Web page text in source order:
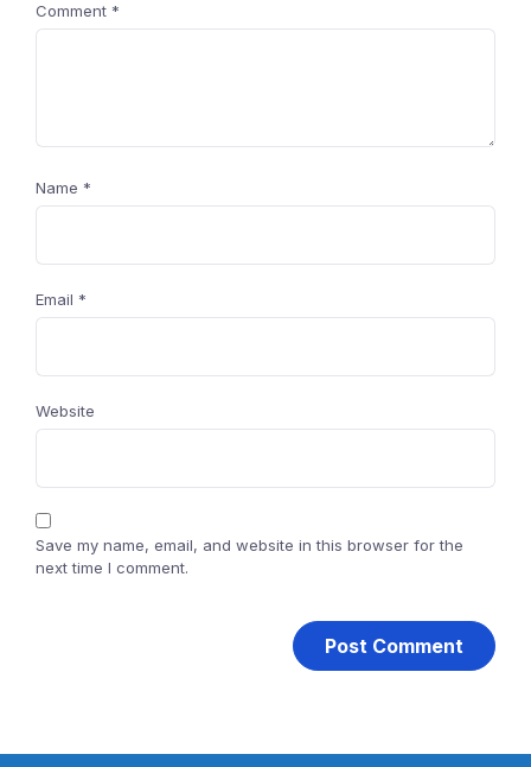
Comment *
Name *
Email *
Website
Save my name, email, and website in this browser for the
next time I comment.